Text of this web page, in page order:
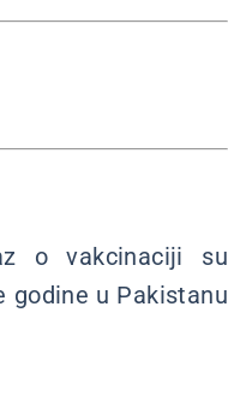
o vakcinaciji su
godine u Pakistanu